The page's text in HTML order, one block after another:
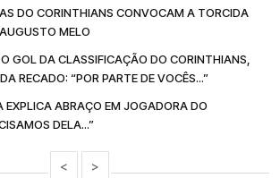
DO CORINTHIANS CONVOCAM A TORCIDA
MELO
GOL DA CLASSIFICAÇÃO DO CORINTHIANS,
RECADO: “POR PARTE DE VOCÊS...”
EXPLICA ABRAÇO EM JOGADORA DO
DELA...”
< >